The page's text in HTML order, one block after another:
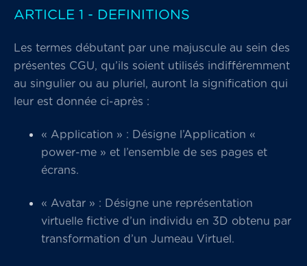
ARTICLE 1 - DEFINITIONS
Les termes débutant par une majuscule au sein des
présentes CGU, qu’ils soient utilisés indifféremment
au singulier ou au pluriel, auront la signification qui
leur est donnée ci-après :
« Application » : Désigne l’Application «
power-me » et l’ensemble de ses pages et
écrans.
« Avatar » : Désigne une représentation
virtuelle fictive d’un individu en 3D obtenu par
transformation d’un Jumeau Virtuel.